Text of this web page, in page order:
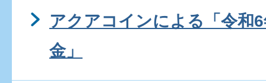
アクアコインによる「令和
金」